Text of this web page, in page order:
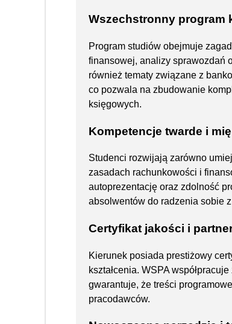
Wszechstronny program
Program studiów obejmuje
finansowej, analizy sprawozdań
również tematy związane z
co pozwala na zbudowanie
księgowych.
Kompetencje twarde i
Studenci rozwijają zarówno
zasadach rachunkowości i
autoprezentację oraz zdolność
absolwentów do radzenia sobie
Certyfikat jakości i
Kierunek posiada prestiżowy
kształcenia. WSPA
gwarantuje, że treści
pracodawców.